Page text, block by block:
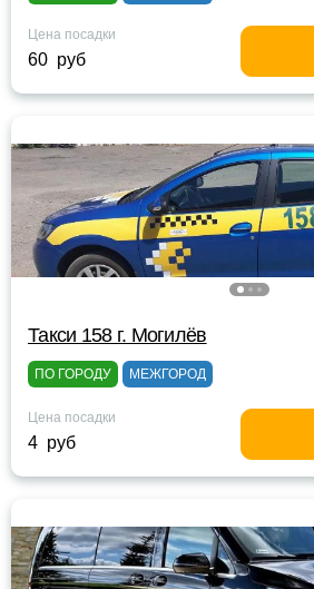
Цена посадки
60 руб
Такси 158 г. Могилёв
ПО ГОРОДУ МЕЖГОРОД
Цена посадки
4 руб